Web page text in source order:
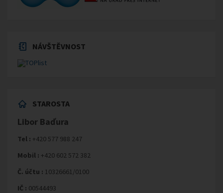
NÁVŠTĚVNOST
STAROSTA
Libor Baďura
Tel : +420 577 988 247
Mobil : +420 602 572 382
Č. účtu : 10326661/0100
IČ : 00544493